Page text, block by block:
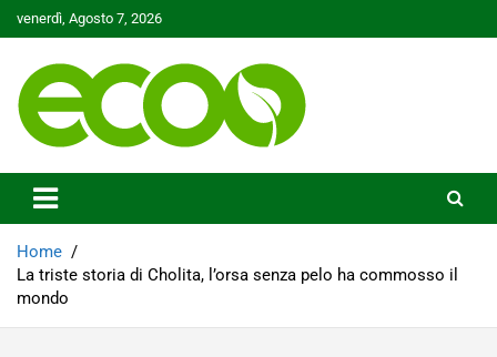
to
venerdì, Agosto 7, 2026
Ecoo.it
Home
La triste storia di Cholita, l’orsa senza pelo ha commosso il
mondo